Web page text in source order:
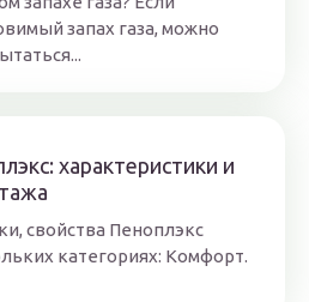
запах газа, можно
характеристики и
свойства Пеноплэкс
категориях: Комфорт.